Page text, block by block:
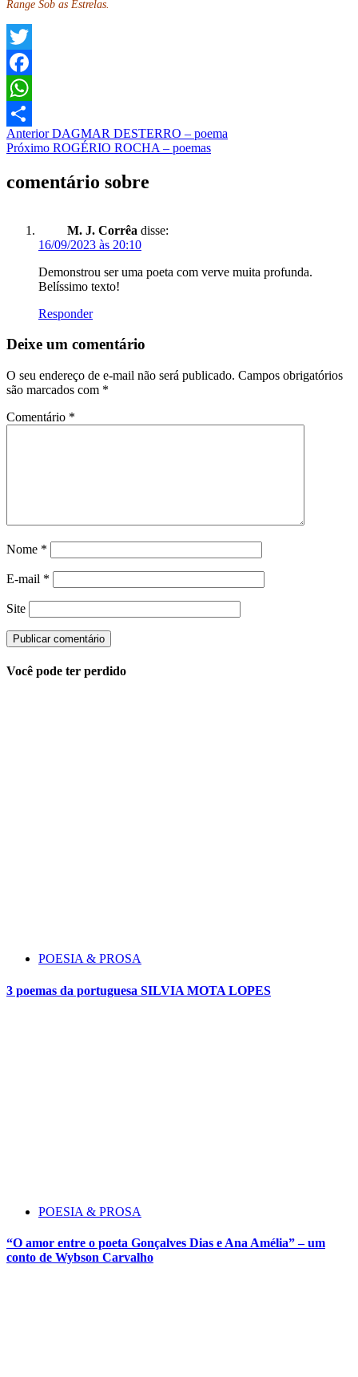
Range Sob as Estrelas.
Twitter
Facebook
WhatsApp
Share
Post
navigation
AnteriorDAGMAR DESTERRO – poema
Próximo ROGÉRIO ROCHA – poemas
comentário sobre
M. J. Corrêa disse:
16/09/2023 às 20:10
Demonstrou ser uma poeta com verve muita profunda.
Belíssimo texto!
Responder
Deixe um comentário
O seu endereço de e-mail não será publicado. Campos obrigatórios
são marcados com *
Comentário *
Nome *
E-mail *
Site
Você pode ter perdido
POESIA & PROSA
3 poemas da portuguesa SILVIA MOTA LOPES
POESIA & PROSA
“O amor entre o poeta Gonçalves Dias e Ana Amélia” – um
conto de Wybson Carvalho